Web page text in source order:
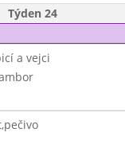
Týden 24
a vejci